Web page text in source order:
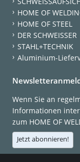
HOME OF
HOME OF STEEL
DER SCHWEISSER
STAHL+TECHNIK
Aluminium-
Wenn Sie an
Informationen
zum HOME OF
Jetzt abonnieren!